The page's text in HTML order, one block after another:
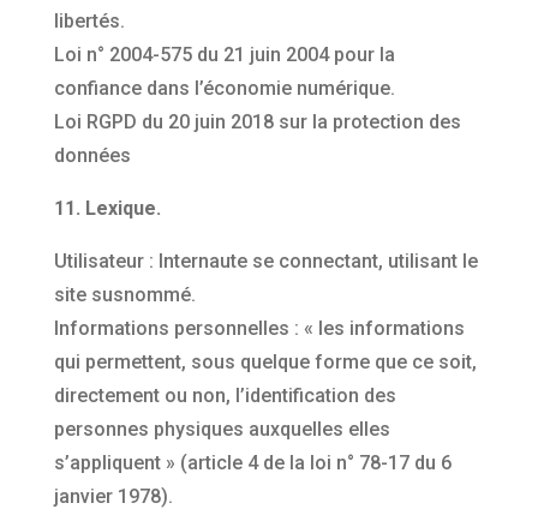
libertés.
Loi n° 2004-575 du 21 juin 2004 pour la
confiance dans l’économie numérique.
Loi RGPD du 20 juin 2018 sur la protection des
données
11. Lexique.
Utilisateur : Internaute se connectant, utilisant le
site susnommé.
Informations personnelles : « les informations
qui permettent, sous quelque forme que ce soit,
directement ou non, l’identification des
personnes physiques auxquelles elles
s’appliquent » (article 4 de la loi n° 78-17 du 6
janvier 1978).